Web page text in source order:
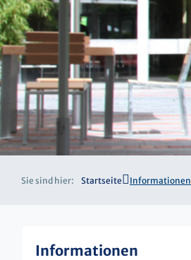
Sie sind hier: Startseite Informationen
Informationen